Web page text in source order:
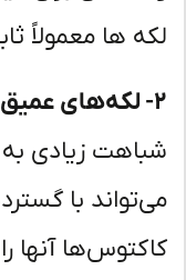
ها معمولاً ثابت
زیادی به
با
آنها را از